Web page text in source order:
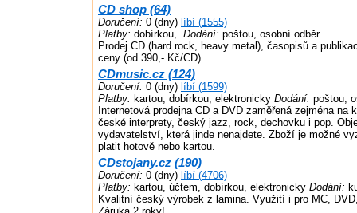
CD shop (64)
Doručení: 0 (dny) líbí (1555)
Platby: dobírkou, Dodání: poštou, osobní odběr
Prodej CD (hard rock, heavy metal), časopisů a
ceny (od 390,- Kč/CD)
CDmusic.cz (124)
Doručení: 0 (dny) líbí (1599)
Platby: kartou, dobírkou, elektronicky Dodání: poštou,
Internetová prodejna CD a DVD zaměřená zejména na
české interprety, český jazz, rock, dechovku i pop.
vydavatelství, která jinde nenajdete. Zboží je možné
platit hotově nebo kartou.
CDstojany.cz (190)
Doručení: 0 (dny) líbí (4706)
Platby: kartou, účtem, dobírkou, elektronicky Dodání:
Kvalitní český výrobek z lamina. Využití i pro MC,